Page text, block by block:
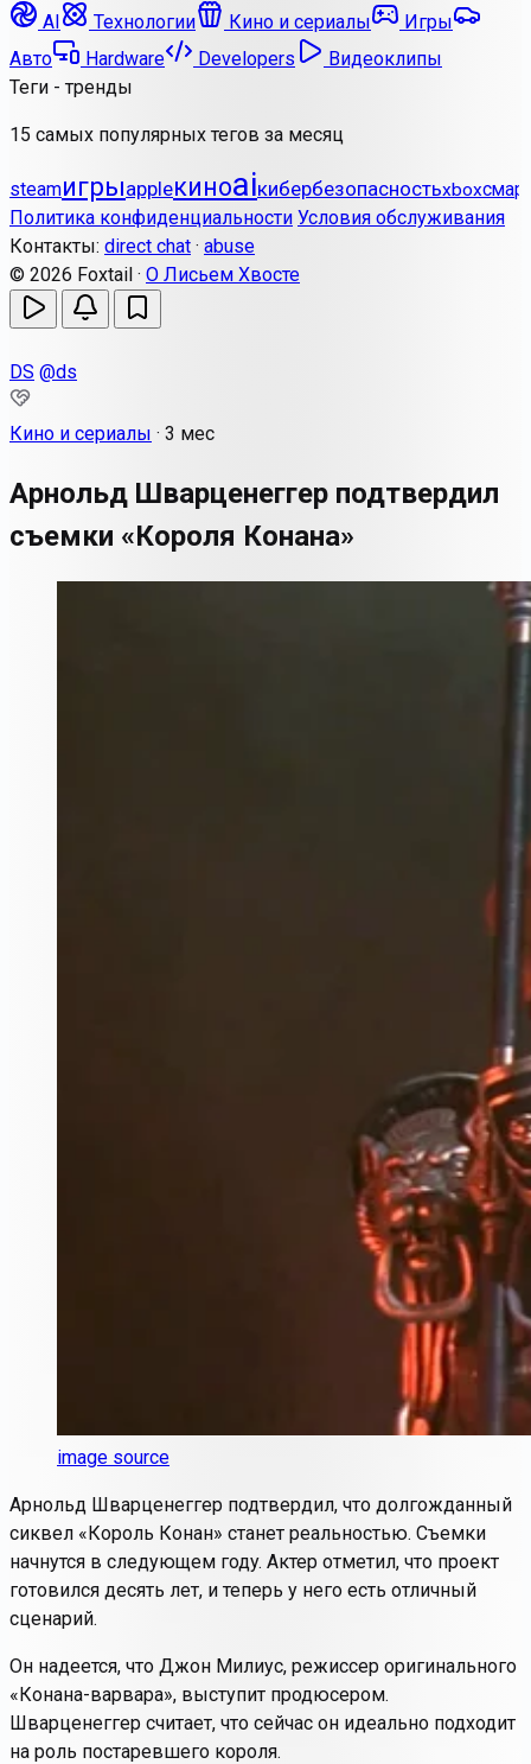
AI
Технологии Кино и сериалы
Игры
Авто
Hardware Developers
Видеоклипы
Теги - тренды
15 самых популярных тегов за месяц
steamигрыappleкиноaiкибербезопасностьxbox
Политика конфиденциальности Условия обслуживания
Контакты: direct chat · abuse
© 2026 Foxtail · О Лисьем Хвосте
DS @ds
Кино и сериалы · 3 мес
Арнольд Шварценеггер подтвердил
съемки «Короля Конана»
image source
Арнольд Шварценеггер подтвердил, что долгожданный
сиквел «Король Конан» станет реальностью. Съемки
начнутся в следующем году. Актер отметил, что проект
готовился десять лет, и теперь у него есть отличный
сценарий.
Он надеется, что Джон Милиус, режиссер оригинального
«Конана-варвара», выступит продюсером.
Шварценеггер считает, что сейчас он идеально подходит
на роль постаревшего короля.